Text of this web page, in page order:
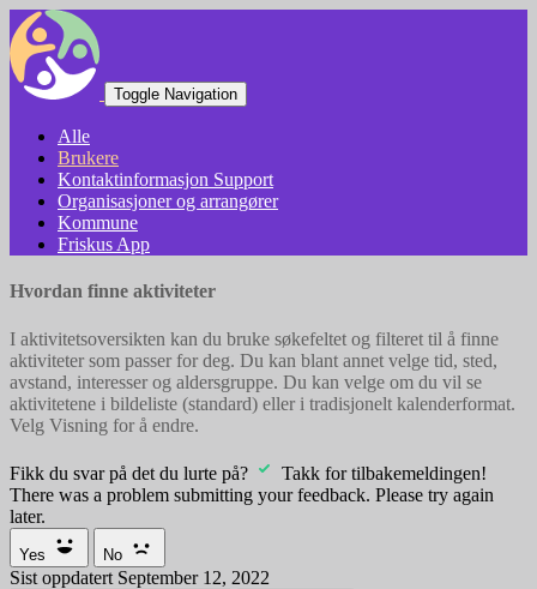
Toggle Navigation
Alle
Brukere
Kontaktinformasjon Support
Organisasjoner og arrangører
Kommune
Friskus App
Hvordan finne aktiviteter
I aktivitetsoversikten kan du bruke søkefeltet og filteret til å finne
aktiviteter som passer for deg. Du kan blant annet velge tid, sted,
avstand, interesser og aldersgruppe. Du kan velge om du vil se
aktivitetene i bildeliste (standard) eller i tradisjonelt kalenderformat.
Velg Visning for å endre.
Fikk du svar på det du lurte på?
Takk for tilbakemeldingen!
There was a problem submitting your feedback. Please try again
later.
Yes No
Sist oppdatert September 12, 2022